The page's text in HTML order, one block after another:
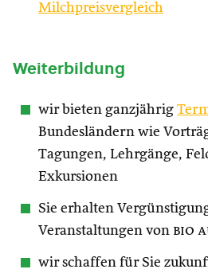
Milchpreisvergleich
Weiterbildung
wir bieten ganzjährig
Bundesländern wie
Tagungen, Lehrgänge,
Exkursionen
Sie erhalten
Veranstaltungen von bio
wir schaffen für Sie